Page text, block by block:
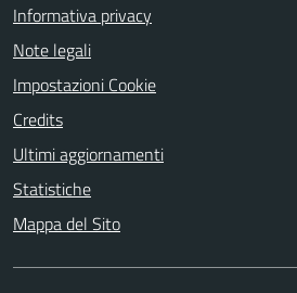
Informativa privacy
Note legali
Impostazioni Cookie
Credits
Ultimi aggiornamenti
Statistiche
Mappa del Sito